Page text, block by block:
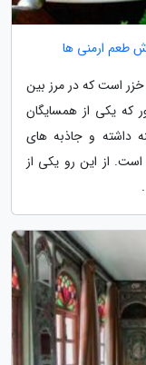
طعم ارمنی ها
است که در مرز بین
که یکی از همسایگان
داشته و جاذبه های
از این رو یکی از